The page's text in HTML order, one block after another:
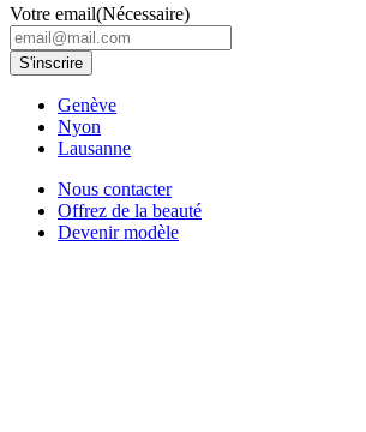
Votre email(Nécessaire)
Genève
Nyon
Lausanne
Nous contacter
Offrez de la beauté
Devenir modèle